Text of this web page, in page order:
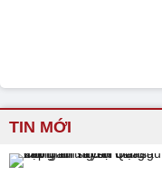
TIN MỚI